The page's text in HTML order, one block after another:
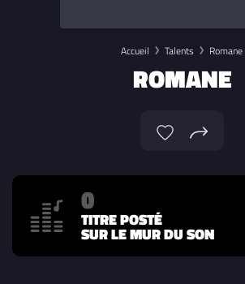
Accueil Talents Romane
ROMANE
0
TITRE POSTÉ
SUR LE MUR DU SON